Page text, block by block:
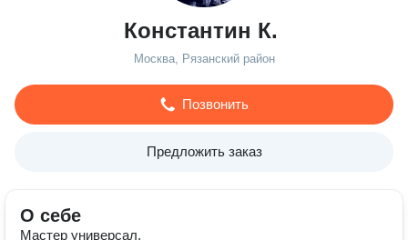
Константин К.
Москва, Рязанский район
Позвонить
Предложить заказ
О себе
Мастер универсал.